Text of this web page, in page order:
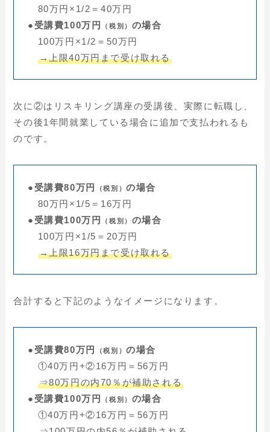
80万円×1/2＝40万円
●受講費100万円
（税別） の場合
100万円×1/2＝50万円
→上限40万円まで受け取れる
次に②はリスキリング講座の受講後、実際に転職し、
その後1年間就業している場合に追加で支払われるも
のです。
●受講費80万円 （税別）の場合
80万円×1/5＝16万円
●受講費100万円
（税別） の場合
100万円×1/5＝20万円
→上限16万円まで受け取れる
合計すると下記のようなイメージになります。
●受講費80万円 （税別）の場合
①40万円+②16万円＝56万円
⇒80万円の内70％が補助される
●受講費100万円
（税別） の場合
①40万円+②16万円＝56万円